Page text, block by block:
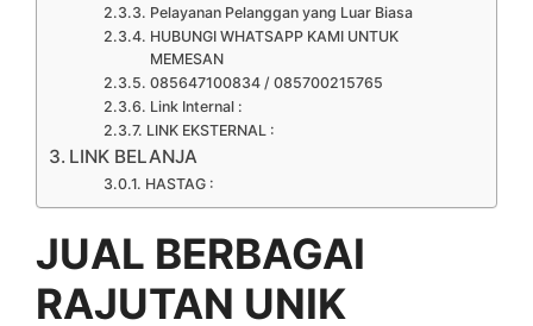
Pelayanan Pelanggan yang Luar Biasa
HUBUNGI WHATSAPP KAMI UNTUK
MEMESAN
085647100834 / 085700215765
Link Internal :
LINK EKSTERNAL :
LINK BELANJA
HASTAG :
JUAL BERBAGAI
RAJUTAN UNIK